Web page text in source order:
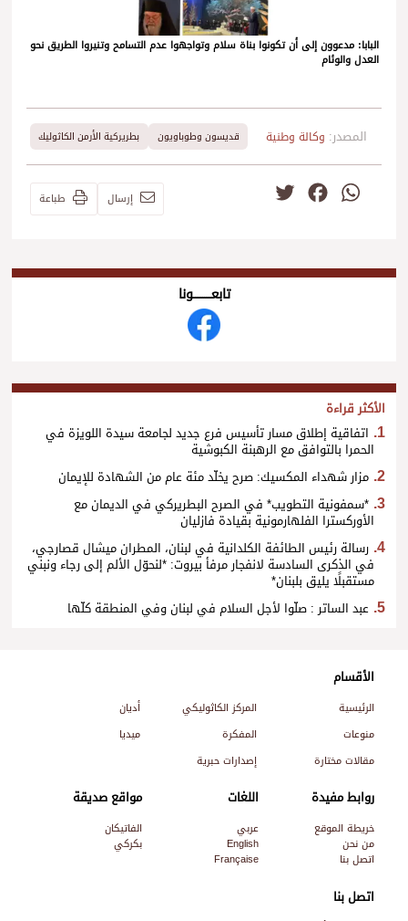
البابا: مدعوون إلى أن تكونوا بناة سلام وتواجهوا عدم التسامح وتنيروا الطريق نحو
العدل والوئام
المصدر: وكالة وطنية قديسون وطوباويون بطريركية الأرمن الكاثوليك
WhatsApp
Facebook إرسال طباعة
تابعــــــــــونا
الأكثر قراءة
اتفاقية إطلاق مسار تأسيس فرع جديد لجامعة سيدة اللويزة في
الحمرا بالتوافق مع الرهبنة الكبوشية
مزار شهداء المكسيك: صرح يخلّد مئة عام من الشهادة للإيمان
*سمفونية التطويب* في الصرح البطريركي في الديمان مع
الأوركسترا الفلهارمونية بقيادة فازليان
رسالة رئيس الطائفة الكلدانية في لبنان، المطران ميشال قصارجي،
في الذكرى السادسة لانفجار مرفأ بيروت: *لنحوّل الألم إلى رجاء ونبني
مستقبلًا يليق بلبنان*
عبد الساتر : صلّوا لأجل السلام في لبنان وفي المنطقة كلّها
اتصل بنا
الأقسام
الرئيسية المركز الكاثوليكي
أديان
منوعات
المفكرة
ميديا
مقالات مختارة
إصدارات حبرية
روابط مفيدة
خريطة الموقع
من نحن
اتصل بنا
اللغات
عربي
English
Française
مواقع صديقة
الفاتيكان
بكركي